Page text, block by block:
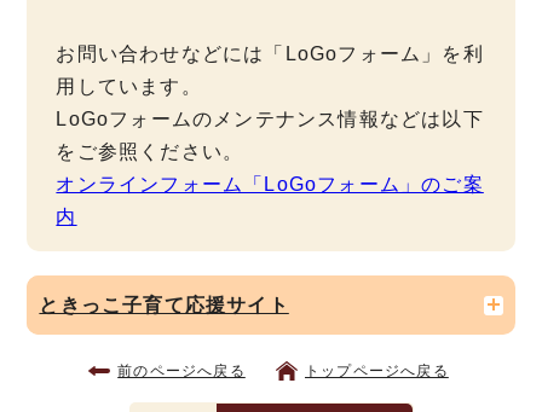
お問い合わせなどには「LoGoフォーム」を利
用しています。
LoGoフォームのメンテナンス情報などは以下
をご参照ください。
オンラインフォーム「LoGoフォーム」のご案
内
ときっこ子育て応援サイト
前のページへ戻る トップページへ戻る